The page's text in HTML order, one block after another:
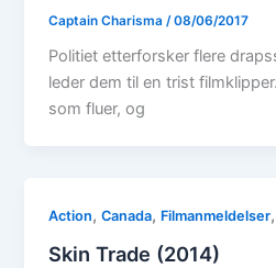
Captain Charisma /08/06/2017
Politiet etterforsker flere
leder dem til en trist
som fluer, og
Action,Canada, Filmanmeldelser
Skin Trade (2014)